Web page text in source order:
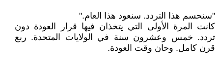
"سنحسم هذا التردد. سنعود هذا العام."
كانت المرة الأولى التي يتخذان فيها قرار العودة دون
تردد. خمس وعشرون سنة في الولايات المتحدة. ربع
قرن كامل. وحان وقت العودة.